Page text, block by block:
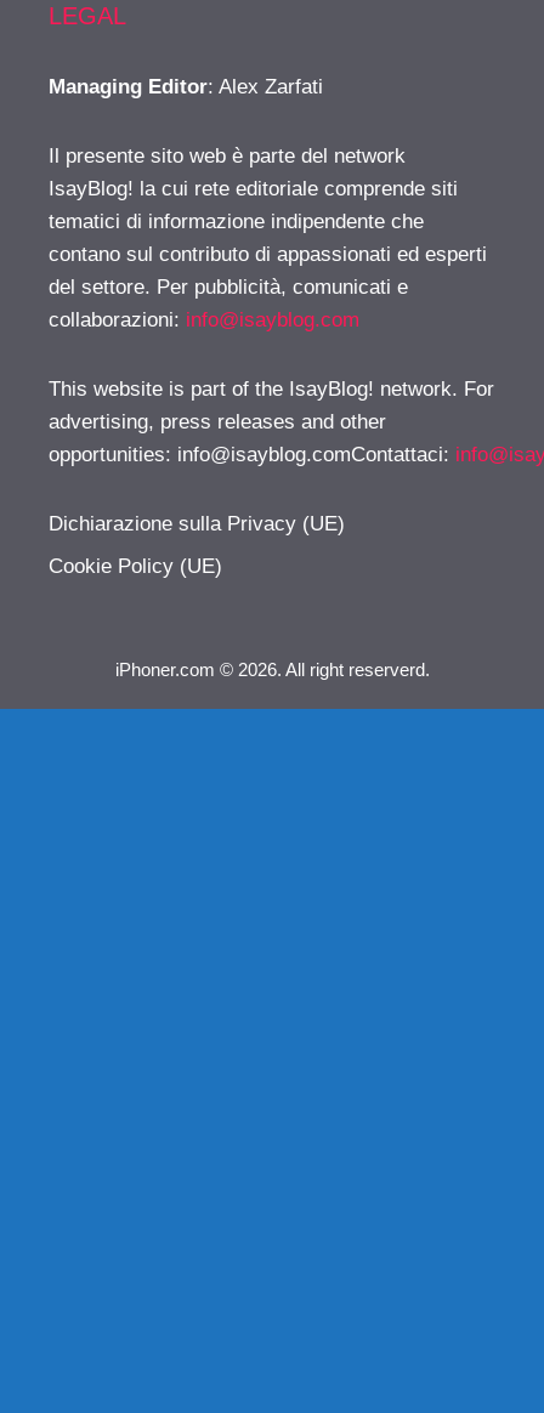
LEGAL
Managing Editor: Alex Zarfati
Il presente sito web è parte del network
IsayBlog! la cui rete editoriale comprende siti
tematici di informazione indipendente che
contano sul contributo di appassionati ed esperti
del settore. Per pubblicità, comunicati e
collaborazioni: info@isayblog.com
This website is part of the IsayBlog! network. For
advertising, press releases and other
opportunities: info@isayblog.comContattaci:
Dichiarazione sulla Privacy (UE)
Cookie Policy (UE)
iPhoner.com © 2026. All right reserverd.